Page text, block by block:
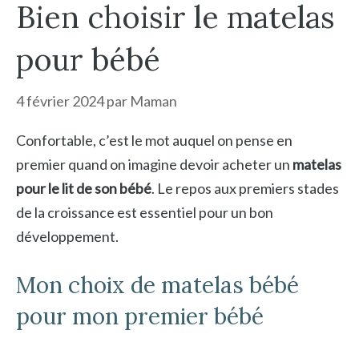
Bien choisir le matelas
pour bébé
4 février 2024par Maman
Confortable, c’est le mot auquel on pense en
premier quand on imagine devoir acheter un matelas
pour le lit de son bébé. Le repos aux premiers stades
de la croissance est essentiel pour un bon
développement.
Mon choix de matelas bébé
pour mon premier bébé